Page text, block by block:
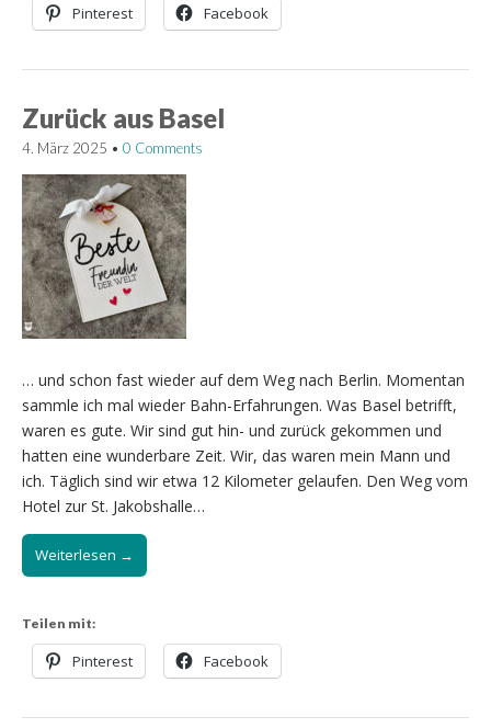
Pinterest Facebook
Zurück aus Basel
4. März 2025 • 0 Comments
… und schon fast wieder auf dem Weg nach Berlin. Momentan
sammle ich mal wieder Bahn-Erfahrungen. Was Basel betrifft,
waren es gute. Wir sind gut hin- und zurück gekommen und
hatten eine wunderbare Zeit. Wir, das waren mein Mann und
ich. Täglich sind wir etwa 12 Kilometer gelaufen. Den Weg vom
Hotel zur St. Jakobshalle…
Weiterlesen →
Teilen mit:
Pinterest Facebook